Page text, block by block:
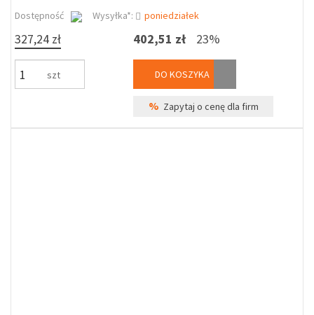
Dostępność
Wysyłka*: poniedziałek
327,24 zł
szt
402,51 zł 23%
DO KOSZYKA
% Zapytaj o cenę dla firm